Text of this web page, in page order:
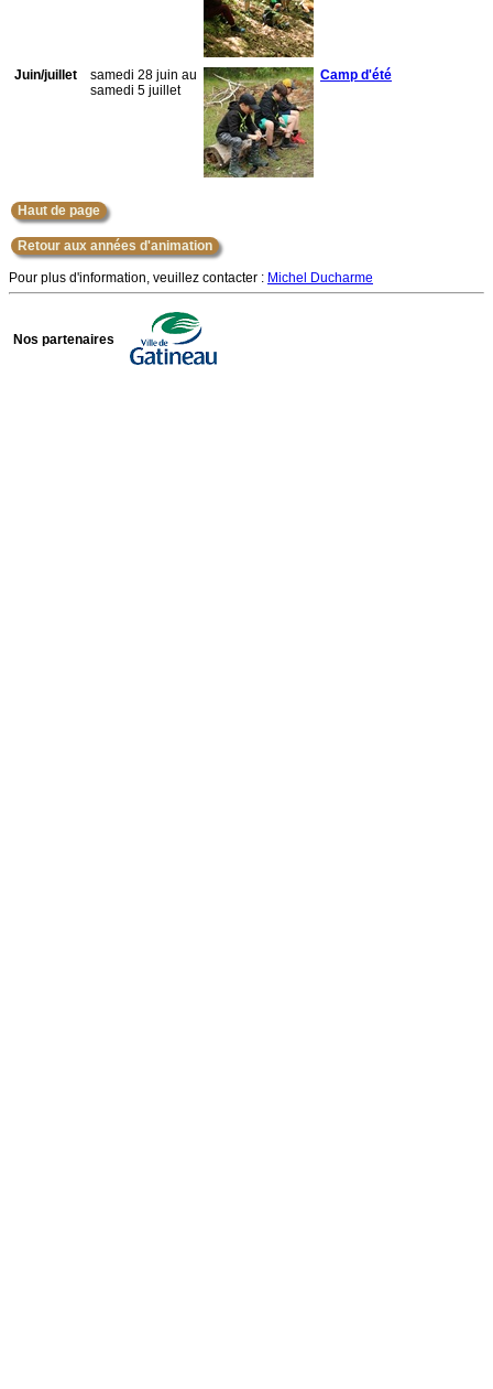
Juin/juillet
samedi 28 juin au
samedi 5 juillet
Camp d'été
Haut de page
Retour aux années d'animation
Pour plus d'information, veuillez contacter : Michel Ducharme
Nos partenaires